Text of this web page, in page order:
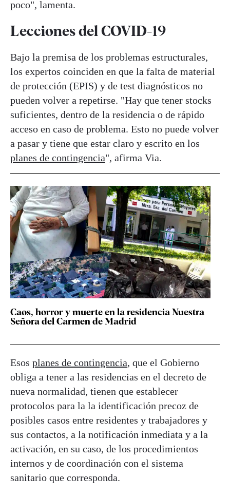
poco", lamenta.
Lecciones del COVID-19
Bajo la premisa de los problemas estructurales,
los expertos coinciden en que la falta de material
de protección (EPIS) y de test diagnósticos no
pueden volver a repetirse. "Hay que tener stocks
suficientes, dentro de la residencia o de rápido
acceso en caso de problema. Esto no puede volver
a pasar y tiene que estar claro y escrito en los
planes de contingencia", afirma Via.
Caos, horror y muerte en la residencia Nuestra
Señora del Carmen de Madrid
Esos planes de contingencia, que el Gobierno
obliga a tener a las residencias en el decreto de
nueva normalidad, tienen que establecer
protocolos para la la identificación precoz de
posibles casos entre residentes y trabajadores y
sus contactos, a la notificación inmediata y a la
activación, en su caso, de los procedimientos
internos y de coordinación con el sistema
sanitario que corresponda.